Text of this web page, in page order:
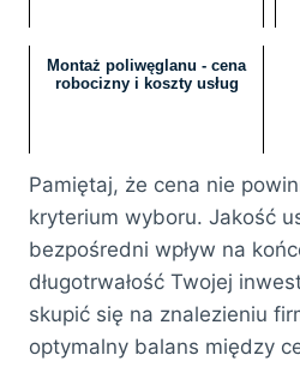
Montaż poliwęglanu - cena
robocizny i koszty usług
Pamiętaj, że cena nie
kryterium wyboru. Jakość
bezpośredni wpływ na
długotrwałość Twojej
skupić się na znalezieniu
optymalny balans między